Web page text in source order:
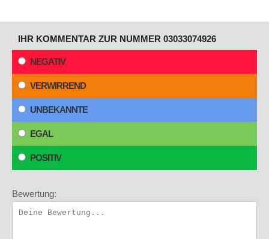
IHR KOMMENTAR ZUR NUMMER 03033074926
NEGATIV
VERWIRREND
UNBEKANNTE
EGAL
POSITIV
Bewertung: